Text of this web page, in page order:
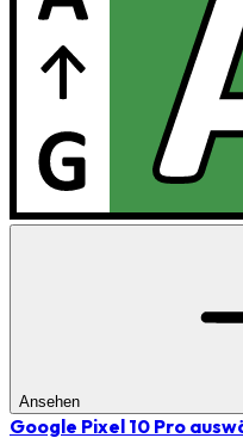
Ansehen
Google Pixel 10 Pro